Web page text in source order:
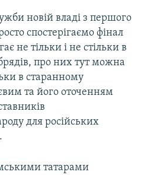
новій владі з першого
спостерігаємо фінал
не тільки і не стільки в
про них тут можна
в старанному
та його оточенням
для російських
татарами